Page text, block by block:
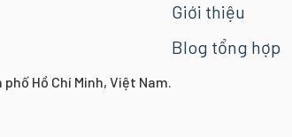
Hồ Chí Minh, Việt Nam.
Giới thiệu
Blog tổng hợp